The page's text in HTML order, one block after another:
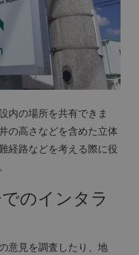
内の場所を共有できま
の高さなどを含めた立体
経路などを考える際に役
のインタラ
意見を調査したり、地